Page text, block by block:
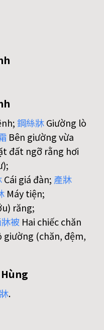
鋼絲牀Giường lò
Bên giường vừa
đất ngỡ rằng hơi
Cái giá đàn; 產牀
Máy tiện;
răng;
牀被 Hai chiếc chăn
giường (chăn, đệm,
牀.